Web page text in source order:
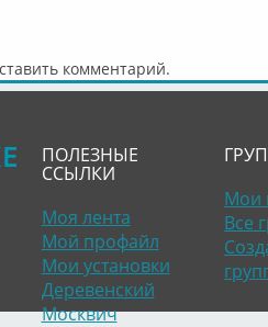
комментарий.
ПОЛЕЗНЫЕ
ССЫЛКИ
Моя лента
Мой профайл
Мои установки
Деревенский
Москвич
Мои
Все